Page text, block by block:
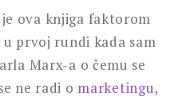
ova knjiga faktorom
prvoj rundi kada sam
Marx-a o čemu se
ne radi o marketingu,